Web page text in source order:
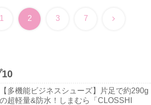
1 2 3 7 次
10
【多機能ビジネスシューズ】片足で約290g
の超軽量&防水！しまむら「CLOSSHI